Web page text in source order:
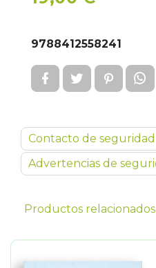
9788412558241
Contacto de seguridad
Advertencias de
Productos relacionados